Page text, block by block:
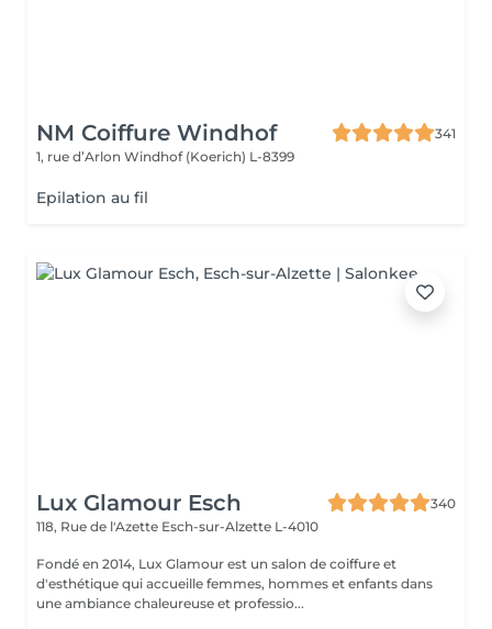
NM Coiffure Windhof
341
1, rue d’Arlon Windhof (Koerich) L-8399
Epilation au fil
Lux Glamour Esch
340
118, Rue de l'Azette Esch-sur-Alzette L-4010
Fondé en 2014, Lux Glamour est un salon de coiffure et
d'esthétique qui accueille femmes, hommes et enfants dans
une ambiance chaleureuse et professio...